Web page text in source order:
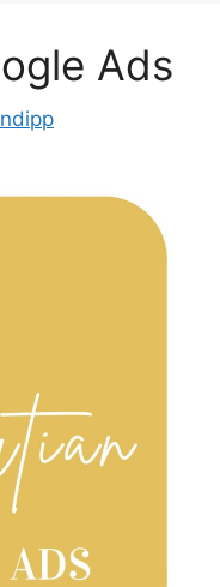
Ads